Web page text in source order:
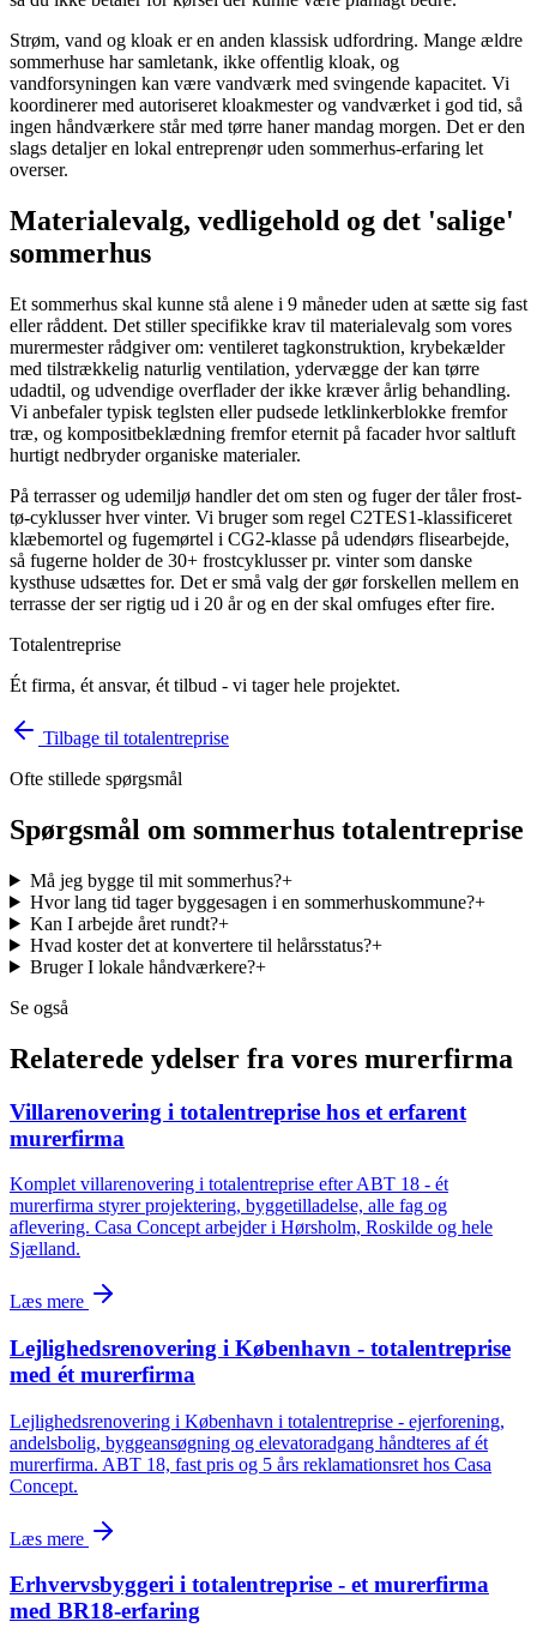
Strøm, vand og kloak er en anden klassisk udfordring. Mange ældre
sommerhuse har samletank, ikke offentlig kloak, og
vandforsyningen kan være vandværk med svingende kapacitet. Vi
koordinerer med autoriseret kloakmester og vandværket i god tid, så
ingen håndværkere står med tørre haner mandag morgen. Det er den
slags detaljer en lokal entreprenør uden sommerhus-erfaring let
overser.
Materialevalg, vedligehold og det 'salige'
sommerhus
Et sommerhus skal kunne stå alene i 9 måneder uden at sætte sig fast
eller råddent. Det stiller specifikke krav til materialevalg som vores
murermester rådgiver om: ventileret tagkonstruktion, krybekælder
med tilstrækkelig naturlig ventilation, ydervægge der kan tørre
udadtil, og udvendige overflader der ikke kræver årlig behandling.
Vi anbefaler typisk teglsten eller pudsede letklinkerblokke fremfor
træ, og kompositbeklædning fremfor eternit på facader hvor saltluft
hurtigt nedbryder organiske materialer.
På terrasser og udemiljø handler det om sten og fuger der tåler frost-
tø-cyklusser hver vinter. Vi bruger som regel C2TES1-klassificeret
klæbemortel og fugemørtel i CG2-klasse på udendørs flisearbejde,
så fugerne holder de 30+ frostcyklusser pr. vinter som danske
kysthuse udsættes for. Det er små valg der gør forskellen mellem en
terrasse der ser rigtig ud i 20 år og en der skal omfuges efter fire.
Totalentreprise
Ét firma, ét ansvar, ét tilbud - vi tager hele projektet.
Tilbage til totalentreprise
Ofte stillede spørgsmål
Spørgsmål om sommerhus totalentreprise
Må jeg bygge til mit sommerhus?+
Hvor lang tid tager byggesagen i en sommerhuskommune?+
Kan I arbejde året rundt?+
Hvad koster det at konvertere til helårsstatus?+
Bruger I lokale håndværkere?+
Se også
Relaterede ydelser fra vores murerfirma
Villarenovering i totalentreprise hos et erfarent
murerfirma
Komplet villarenovering i totalentreprise efter ABT 18 - ét
murerfirma styrer projektering, byggetilladelse, alle fag og
aflevering. Casa Concept arbejder i Hørsholm, Roskilde og hele
Sjælland.
Læs mere
Lejlighedsrenovering i København - totalentreprise
med ét murerfirma
Lejlighedsrenovering i København i totalentreprise - ejerforening,
andelsbolig, byggeansøgning og elevatoradgang håndteres af ét
murerfirma. ABT 18, fast pris og 5 års reklamationsret hos Casa
Concept.
Læs mere
Erhvervsbyggeri i totalentreprise - et murerfirma
med BR18-erfaring